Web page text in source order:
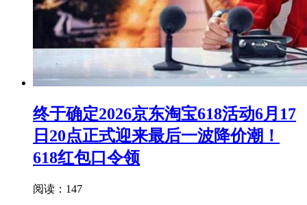
终于确定2026京东淘宝618活动6月17
日20点正式迎来最后一波降价潮！
618红包口令领
阅读：147